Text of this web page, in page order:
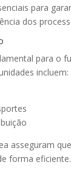
para
dos
para o
incluem:
asseguram
forma eficiente.